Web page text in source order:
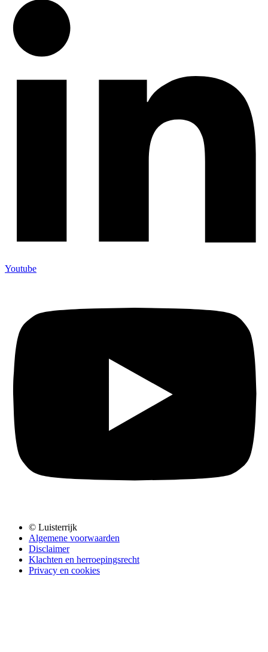
Youtube
© Luisterrijk
Algemene voorwaarden
Disclaimer
Klachten en herroepingsrecht
Privacy en cookies